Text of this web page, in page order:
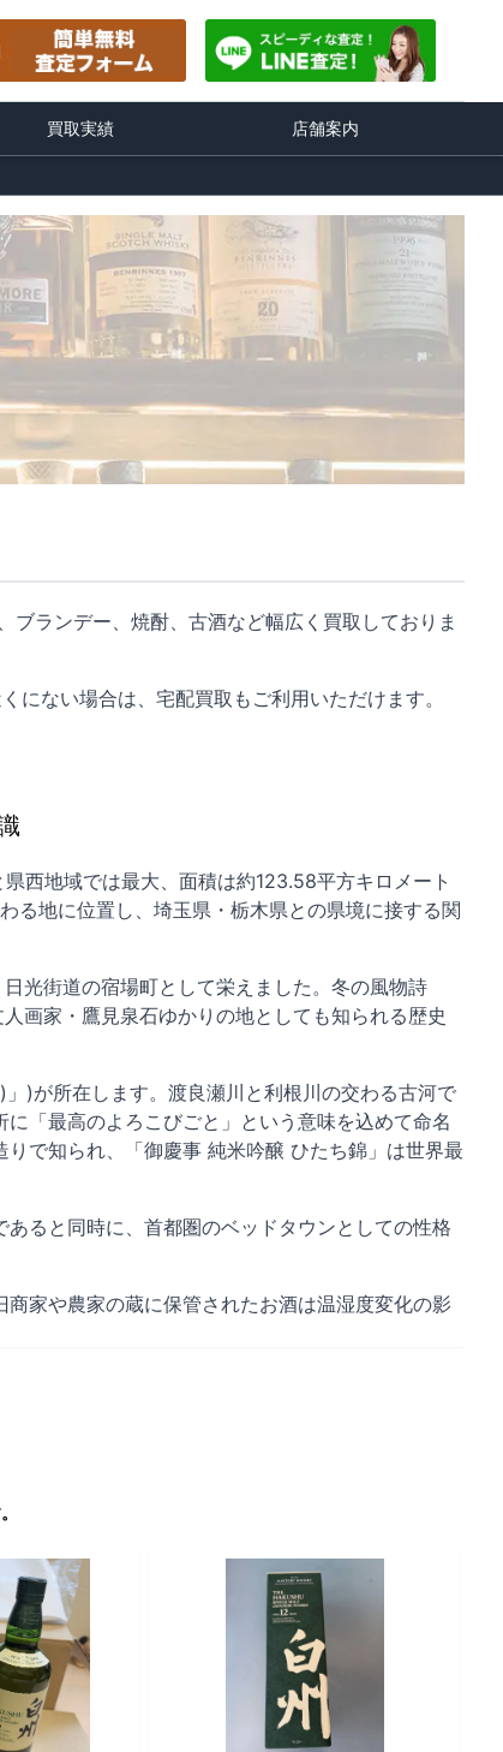
買取実績 店舗案内
ランデー、焼酎、古酒など幅広く買取しておりま
にない場合は、宅配買取 もご利用いただけます。
西地域では最大、面積は約123.58平方キロメート
る地に位置し、埼玉県・栃木県との県境に接する関
光街道の宿場町として栄えました。冬の風物詩
画家・鷹見泉石ゆかりの地としても知られる歴史
)が所在します。渡良瀬川と利根川の交わる古河で
「最高のよろこびごと」という意味を込めて命名
で知られ、「御慶事 純米吟醸 ひたち錦」は世界最
ると同時に、首都圏のベッドタウンとしての性格
家や農家の蔵に保管されたお酒は温湿度変化の影